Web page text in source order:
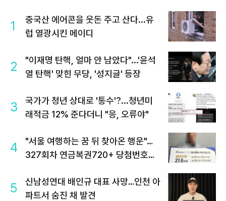
1
중국산 에어콘을 웃돈 주고 산다...유
럽 열광시킨 메이디
2
"이재명 탄핵, 얼마 안 남았다"...'윤석
열 탄핵' 맞힌 무당, '성지글' 등장
3
국가가 청년 상대로 '통수'?...청년미
래적금 12% 준다더니 "응, 오류야"
4
"서울 여행하는 꿈 뒤 찾아온 행운"…
327회차 연금복권720+ 당첨번호조
5
신남성연대 배인규 대표 사망…인천 아
파트서 숨진 채 발견